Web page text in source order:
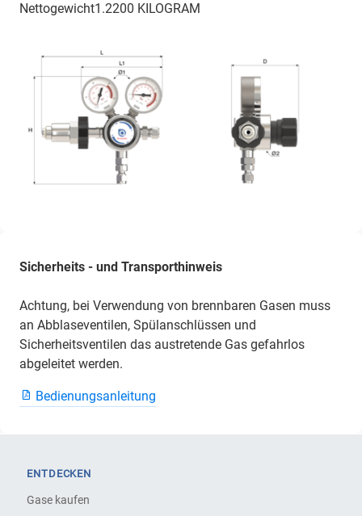
Nettogewicht1.2200 KILOGRAM
Sicherheits - und Transporthinweis
Achtung, bei Verwendung von brennbaren Gasen muss
an Abblaseventilen, Spülanschlüssen und
Sicherheitsventilen das austretende Gas gefahrlos
abgeleitet werden.
Bedienungsanleitung
ENTDECKEN
Gase kaufen